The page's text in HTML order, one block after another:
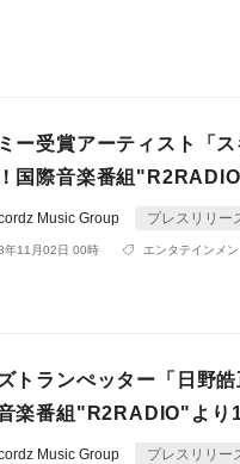
ー受賞アーティスト「
国際音楽番組
Music Group プレスリリー
年11月02日 00時 エンタテインメ
トランぺッター「日野
楽番組"R2RADIO"より
Music Group プレスリリー